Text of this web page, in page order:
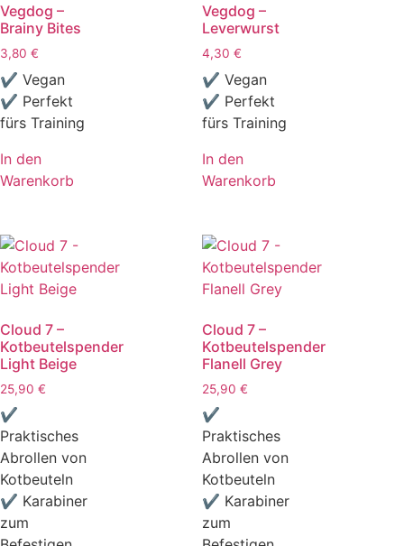
Vegdog –
Brainy Bites
3,80 €
✔ Vegan
✔ Perfekt
fürs Training
In den
Warenkorb
Vegdog –
Leverwurst
4,30 €
✔ Vegan
✔ Perfekt
fürs Training
In den
Warenkorb
Cloud 7 –
Kotbeutelspender
Light Beige
25,90 €
✔
Praktisches
Abrollen von
Kotbeuteln
✔ Karabiner
zum
Cloud 7 –
Kotbeutelspender
Flanell Grey
25,90 €
✔
Praktisches
Abrollen von
Kotbeuteln
✔ Karabiner
zum